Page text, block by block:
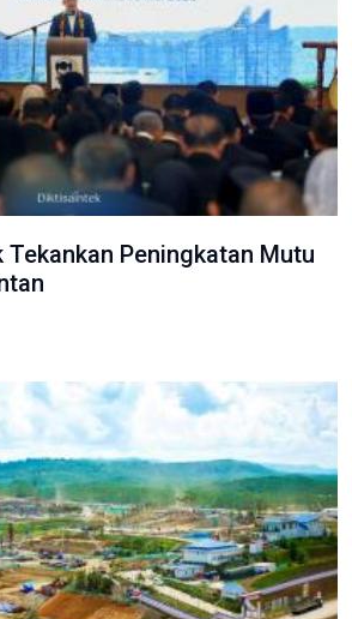
Peningkatan Mutu